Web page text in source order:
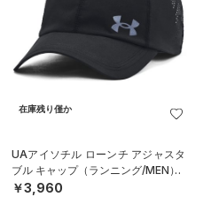
在庫残り僅か
UAアイソチル ローンチ アジャスタ
ブル キャップ（ランニング/MEN）
￥3,960